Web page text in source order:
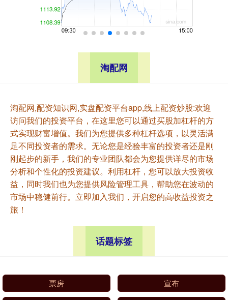
淘配网
淘配网,配资知识网,实盘配资平台app,线上配资炒股:欢迎
访问我们的投资平台，在这里您可以通过买股加杠杆的方
式实现财富增值。我们为您提供多种杠杆选项，以灵活满
足不同投资者的需求。无论您是经验丰富的投资者还是刚
刚起步的新手，我们的专业团队都会为您提供详尽的市场
分析和个性化的投资建议。利用杠杆，您可以放大投资收
益，同时我们也为您提供风险管理工具，帮助您在波动的
市场中稳健前行。立即加入我们，开启您的高收益投资之
旅！
话题标签
票房 宣布